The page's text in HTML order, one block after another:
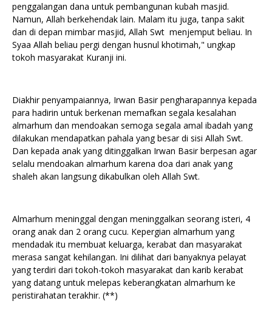
penggalangan dana untuk pembangunan kubah masjid.
Namun, Allah berkehendak lain. Malam itu juga, tanpa sakit
dan di depan mimbar masjid, Allah Swt menjemput beliau. In
Syaa Allah beliau pergi dengan husnul khotimah," ungkap
tokoh masyarakat Kuranji ini.
Diakhir penyampaiannya, Irwan Basir pengharapannya kepada
para hadirin untuk berkenan memafkan segala kesalahan
almarhum dan mendoakan semoga segala amal ibadah yang
dilakukan mendapatkan pahala yang besar di sisi Allah Swt.
Dan kepada anak yang ditinggalkan Irwan Basir berpesan agar
selalu mendoakan almarhum karena doa dari anak yang
shaleh akan langsung dikabulkan oleh Allah Swt.
Almarhum meninggal dengan meninggalkan seorang isteri, 4
orang anak dan 2 orang cucu. Kepergian almarhum yang
mendadak itu membuat keluarga, kerabat dan masyarakat
merasa sangat kehilangan. Ini dilihat dari banyaknya pelayat
yang terdiri dari tokoh-tokoh masyarakat dan karib kerabat
yang datang untuk melepas keberangkatan almarhum ke
peristirahatan terakhir. (**)